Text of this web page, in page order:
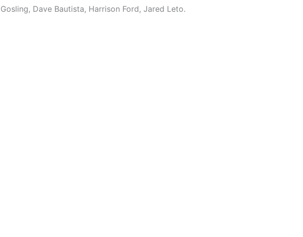
Dave Bautista, Harrison Ford, Jared Leto.